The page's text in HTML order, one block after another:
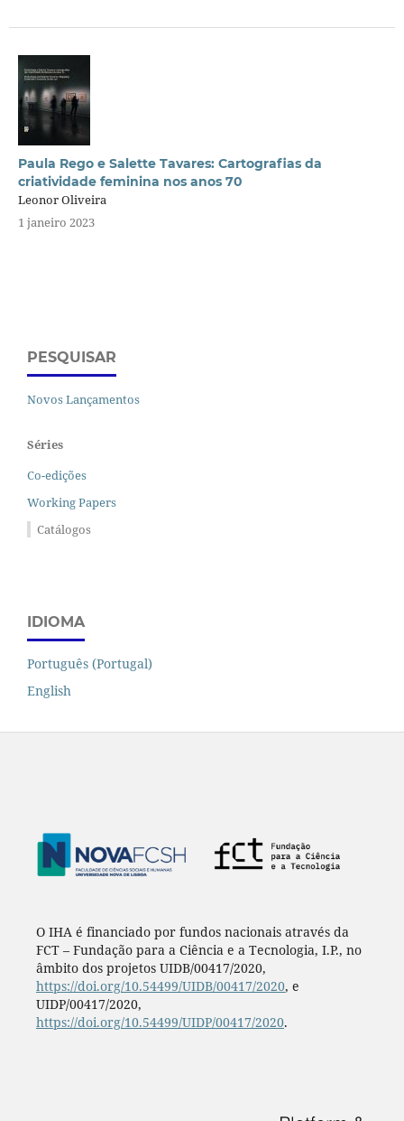
Paula Rego e Salette Tavares: Cartografias da
criatividade feminina nos anos 70
Leonor Oliveira
1 janeiro 2023
PESQUISAR
Novos Lançamentos
Séries
Co-edições
Working Papers
Catálogos
IDIOMA
Português (Portugal)
English
O IHA é financiado por fundos nacionais através da
FCT – Fundação para a Ciência e a Tecnologia, I.P., no
âmbito dos projetos UIDB/00417/2020,
https://doi.org/10.54499/UIDB/00417/2020, e
UIDP/00417/2020,
https://doi.org/10.54499/UIDP/00417/2020.